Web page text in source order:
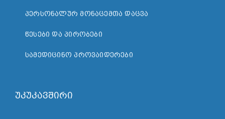
ᲞᲔᲠᲡᲝᲜᲐᲚᲣᲠ ᲛᲝᲜᲐᲪᲔᲛᲗᲐ ᲓᲐᲪᲕᲐ
ᲬᲔᲡᲔᲑᲘ ᲓᲐ ᲞᲘᲠᲝᲑᲔᲑᲘ
ᲡᲐᲛᲔᲓᲘᲪᲘᲜᲝ ᲞᲠᲝᲕᲐᲘᲓᲔᲠᲔᲑᲘ
უკუკავშირი